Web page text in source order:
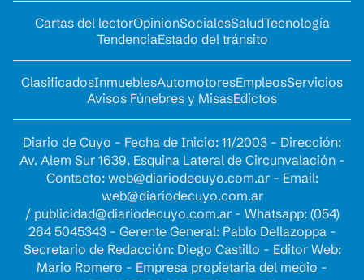
Cartas del lectorOpinionSocialesSaludTecnología
TendenciaEstado del tránsito
ClasificadosInmueblesAutomotoresEmpleosServicios
Avisos Fúnebres y MisasEdictos
Diario de Cuyo - Fecha de Inicio: 11/2003 - Dirección:
Av. Alem Sur 1639. Esquina Lateral de Circunvalación -
Contacto: web@diariodecuyo.com.ar- Email:
web@diariodecuyo.com.ar
/ publicidad@diariodecuyo.com.ar- Whatsapp: (054)
264 5045343 - Gerente General: Pablo Dellazoppa -
Secretario de Redacción: Diego Castillo - Editor Web:
Mario Romero - Empresa propietaria del medio -